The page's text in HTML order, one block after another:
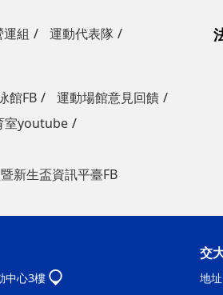
組
運動代表隊
館FB
運動場館意見回饋
室youtube
新生盃資訊平臺FB
中心3樓
交
地址